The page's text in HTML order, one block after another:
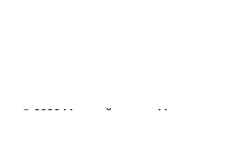
© 2026 Меховой салон «Мехград»